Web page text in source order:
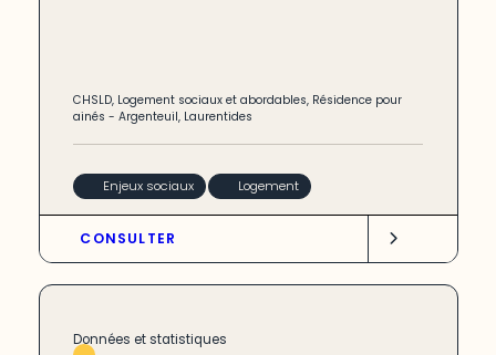
CHSLD, Logement sociaux et abordables, Résidence pour
ainés -Argenteuil, Laurentides
Enjeux sociaux Logement
CONSULTER
Données et statistiques